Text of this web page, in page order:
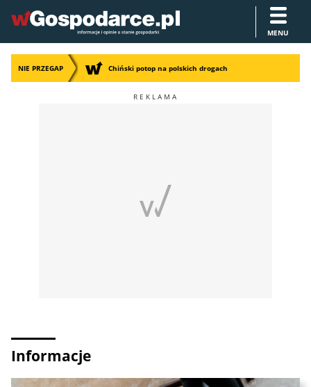
MENU
NIE PRZEGAP Chiński potop na polskich drogach
Informacje